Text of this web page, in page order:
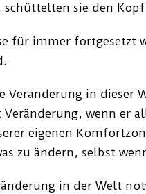
sie den
für immer fortgesetzt
Veränderung in dieser
wenn er
eigenen
zu ändern, selbst
in der Welt